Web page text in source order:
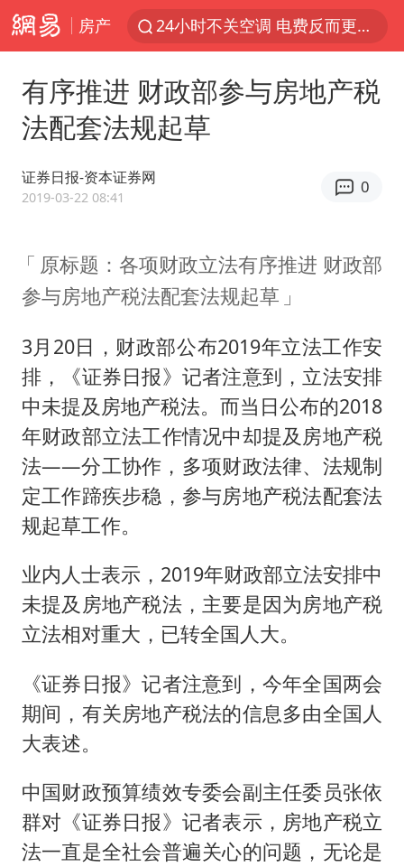
房产
24小时不关空调 电费反而更低？
美国退回1000亿美元关税
38岁山东财大教授刘海明逝世
河南试行周五下午弹性离岗
日本籍女网红在韩直播时自杀身亡
“天津之眼”摩天轮附近2人落水
银行午休1.5小时 留个窗口行不行
41岁女子为鼓励女儿考上985研究生
如何把百年大党建设得更加坚强有力
香港殿堂级填词人黎彼得因病离世 终年76岁
南太行山失联女孩最后信号不在山林
李亚鹏向地铁吐血女孩捐99999元
总书记关心百姓身边这些民生大事
有序推进 财政部参与房地产税
法配套法规起草
证券日报-资本证券网
2019-03-22 08:41
0
原标题：各项财政立法有序推进 财政部
参与房地产税法配套法规起草
3月20日，财政部公布2019年立法工作安
排，《证券日报》记者注意到，立法安排
中未提及房地产税法。而当日公布的2018
年财政部立法工作情况中却提及房地产税
法——分工协作，多项财政法律、法规制
定工作蹄疾步稳，参与房地产税法配套法
规起草工作。
业内人士表示，2019年财政部立法安排中
未提及房地产税法，主要是因为房地产税
立法相对重大，已转全国人大。
《证券日报》记者注意到，今年全国两会
期间，有关房地产税法的信息多由全国人
大表述。
中国财政预算绩效专委会副主任委员张依
群对《证券日报》记者表示，房地产税立
法一直是全社会普遍关心的问题，无论是